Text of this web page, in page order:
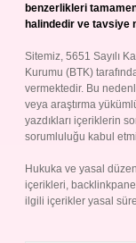
benzerlikleri
halindedir ve tavsiye
Sitemiz, 5651 Sayılı
Kurumu (BTK)
vermektedir. Bu
veya araştırma
yazdıkları içeriklerin
sorumluluğu kabul
Hukuka ve yasal
içerikleri,
ilgili içerikler yasal